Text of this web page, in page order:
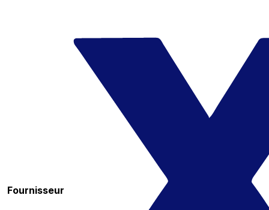
Fournisseur